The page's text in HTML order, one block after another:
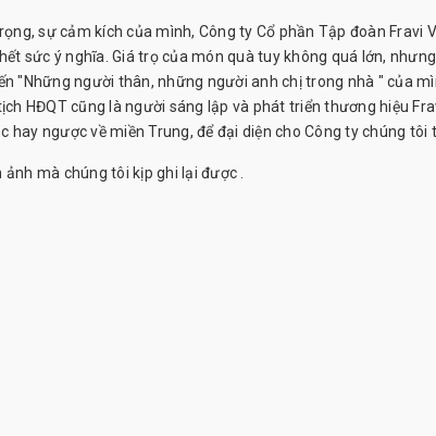
sự cảm kích của mình, Công ty Cổ phần Tập đoàn Fravi
sức ý nghĩa. Giá trọ của món quà tuy không quá lớn,
"Những người thân, những người anh chị trong nhà " của
HĐQT cũng là người sáng lập và phát triển thương hiệu
hay ngược về miền Trung, để đại diện cho Công ty chúng tôi
mà chúng tôi kịp ghi lại được .